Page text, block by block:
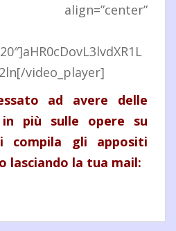
align=”center”
video_player]
ad avere delle
in più sulle opere su
compila gli appositi
lasciando la tua mail: